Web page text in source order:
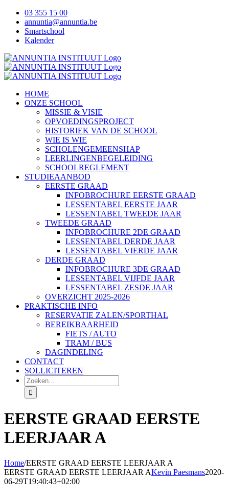
naar
inhoud
03 355 15 00
annuntia@annuntia.be
Smartschool
Kalender
Facebook
Instagram
YouTube
Tiktok
HOME
ONZE SCHOOL
MISSIE & VISIE
OPVOEDINGSPROJECT
HISTORIEK VAN DE SCHOOL
WIE IS WIE
SCHOLENGEMEENSHAP
LEERLINGENBEGELEIDING
SCHOOLREGLEMENT
STUDIEAANBOD
EERSTE GRAAD
INFOBROCHURE EERSTE GRAAD
LESSENTABEL EERSTE JAAR
LESSENTABEL TWEEDE JAAR
TWEEDE GRAAD
INFOBROCHURE 2DE GRAAD
LESSENTABEL DERDE JAAR
LESSENTABEL VIERDE JAAR
DERDE GRAAD
INFOBROCHURE 3DE GRAAD
LESSENTABEL VIJFDE JAAR
LESSENTABEL ZESDE JAAR
OVERZICHT 2025-2026
PRAKTISCHE INFO
RESERVATIE ZALEN/SPORTHAL
BEREIKBAARHEID
FIETS / AUTO
TRAM / BUS
DAGINDELING
CONTACT
SOLLICITEREN
Zoeken
naar:
EERSTE GRAAD EERSTE
LEERJAAR A
Home/EERSTE GRAAD EERSTE LEERJAAR A
EERSTE GRAAD EERSTE LEERJAAR AKevin Paesmans2020-
06-29T19:40:43+02:00